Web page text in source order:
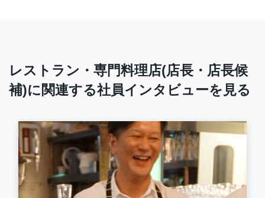
レストラン・専門料理店(店長・店長候
補)に関連する社員インタビューを見る